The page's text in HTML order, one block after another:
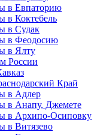
в Евпаторию
в Коктебель
в Судак
в Феодосию
в Ялту
России
Край
в Адлер
в Анапу, Джемете
в Архипо-Осиповку
в Витязево